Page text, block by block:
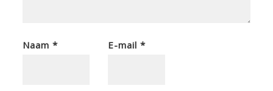
Naam* E-mail *